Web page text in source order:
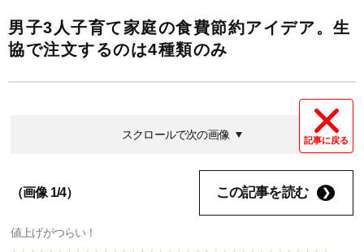
男子3人子育て家庭の食費節約アイデア。生
協で注文するのは4種類のみ
記事に戻る
スクロールで次の画像
（画像 1/4） この記事を読む
値上げがつらい！